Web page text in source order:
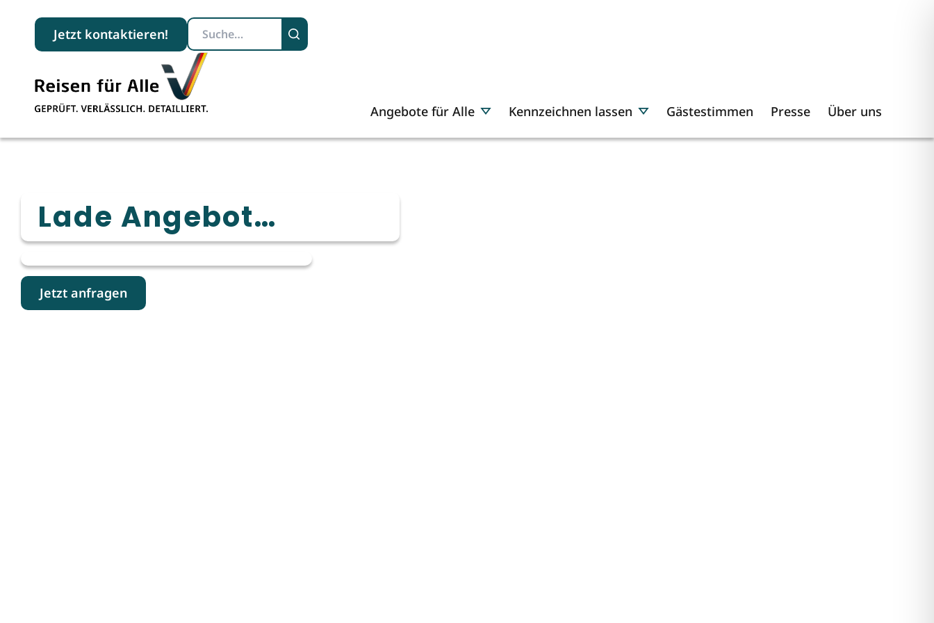
Angebote für Alle Kennzeichnen lassen Gästestimmen Presse Über uns
Jetzt kontaktieren!
Suchbegriff
Lade Angebot…
Jetzt anfragen